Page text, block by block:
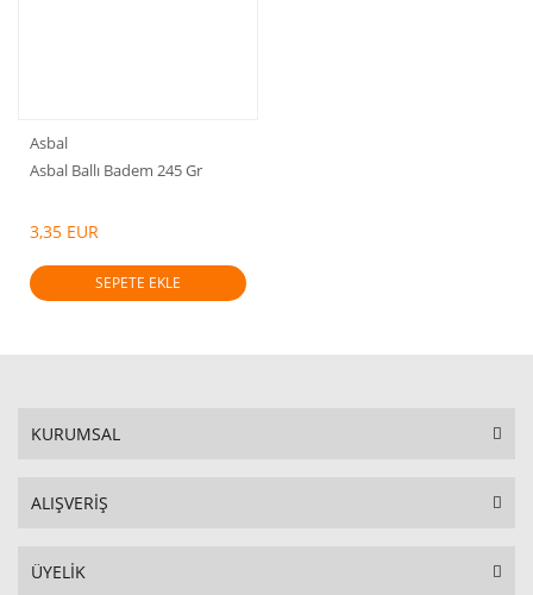
Asbal
Asbal Ballı Badem 245 Gr
3,35 EUR
SEPETE EKLE
KURUMSAL
ALIŞVERİŞ
ÜYELİK